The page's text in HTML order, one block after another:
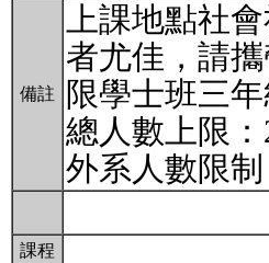
備註
上課地點社
者尤佳，請
限學士班三
總人數上限：
外系人數限制
課程